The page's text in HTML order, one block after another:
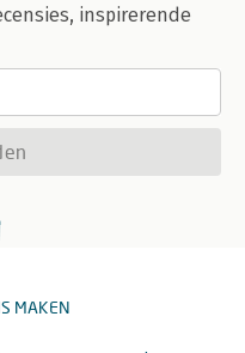
inspirerende
MAKEN